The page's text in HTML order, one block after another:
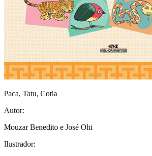
Paca, Tatu, Cotia
Autor:
Mouzar Benedito e José Ohi
Ilustrador: